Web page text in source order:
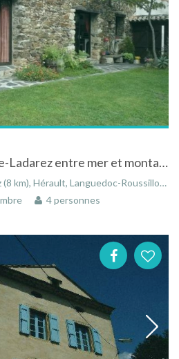
Gîte à Saint-Nazaire-de-Ladarez entre mer et montagne
Languedoc-Roussillon, Occitanie, France
4 personnes